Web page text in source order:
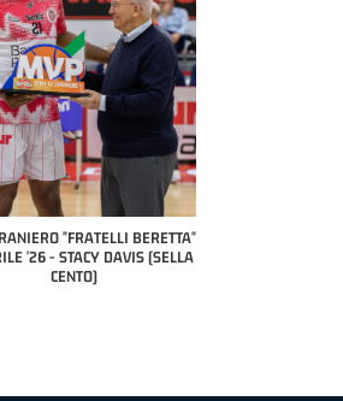
(SELLA
MVP "FRATELLI BERETTA" SAMUEL
DILAS B NAZIONALE APRILE '26 -
MARCO RESTELLI (TAV TREVIGLIO